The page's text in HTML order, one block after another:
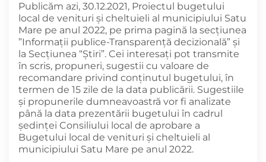
Publicăm azi, 30.12.2021, Proiectul bugetului
local de venituri şi cheltuieli al municipiului Satu
Mare pe anul 2022, pe prima pagină la secţiunea
”Informații publice-Transparență decizională” și
la Secțiunea “Știri”. Cei interesaţi pot transmite
în scris, propuneri, sugestii cu valoare de
recomandare privind conţinutul bugetului, în
termen de 15 zile de la data publicării. Sugestiile
şi propunerile dumneavoastră vor fi analizate
până la data prezentării bugetului în cadrul
şedinţei Consiliului local de aprobare a
Bugetului local de venituri și cheltuieli al
municipiului Satu Mare pe anul 2022.